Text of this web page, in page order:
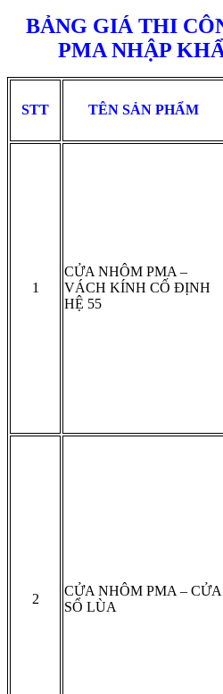
BẢNG GIÁ THI
PMA NHẬP
STT TÊN SẢN PHẨM
1
CỬA NHÔM PMA –
VÁCH KÍNH CỐ ĐỊNH
HỆ 55
2
CỬA NHÔM PMA – CỬA
SỔ LÙA